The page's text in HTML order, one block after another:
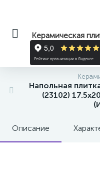
Керамическая
Напольная
(23102)
Описание